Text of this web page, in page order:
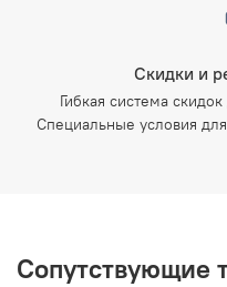
Скидки и
Гибкая система
Специальные условия
Сопутствующие